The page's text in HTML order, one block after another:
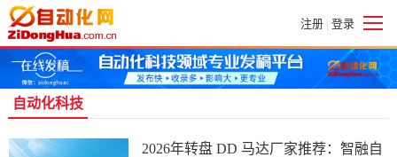
注册 | 登录
自动化科技
2026年转盘 DD 马达厂家推荐：智融自